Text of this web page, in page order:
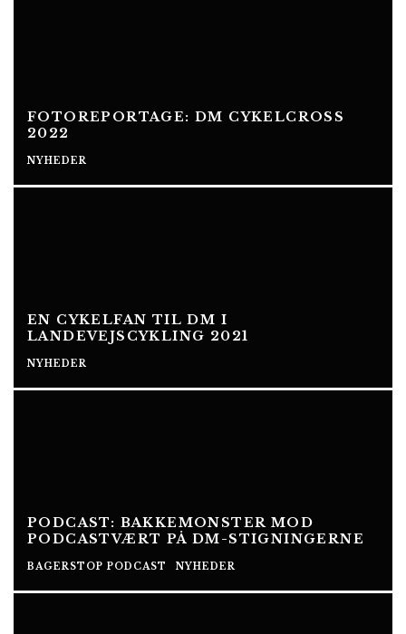
FOTOREPORTAGE: DM CYKELCROSS
2022
NYHEDER
EN CYKELFAN TIL DM I
LANDEVEJSCYKLING 2021
NYHEDER
PODCAST: BAKKEMONSTER MOD
PODCASTVÆRT PÅ DM-STIGNINGERNE
BAGERSTOP PODCAST NYHEDER